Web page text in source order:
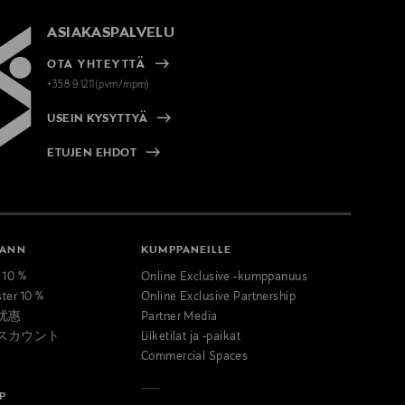
ASIAKASPALVELU
OTA YHTEYTTÄ
+358 9 1211(pvm/mpm)
USEIN KYSYTTYÄ
ETUJEN EHDOT
%
10 %
惠
カウント
KUMPPANEILLE
Online Exclusive -kumppanuus
Online Exclusive Partnership
Partner Media
Liiketilat ja -paikat
Commercial Spaces